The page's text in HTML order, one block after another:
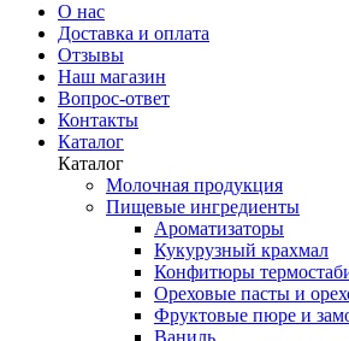
О нас
Доставка и оплата
Отзывы
Наш магазин
Вопрос-ответ
Контакты
Каталог
Каталог
Молочная продукция
Пищевые ингредиенты
Ароматизаторы
Кукурузный крахмал
Конфитюры
Ореховые пасты и
Фруктовые пюре и
Ваниль